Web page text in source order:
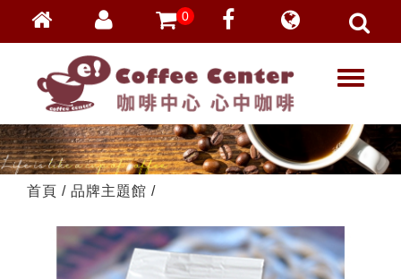
會員登入
忘記密碼
加入會員
VIP登入
VIP申請
0
T
g
l
e
首頁 / 品牌主題館 /